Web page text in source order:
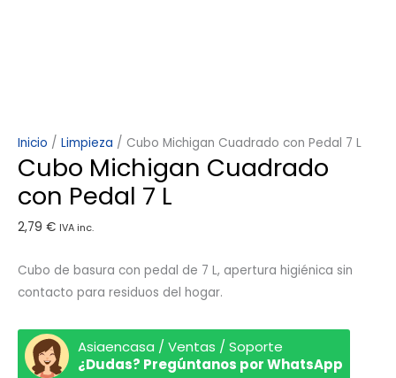
Inicio / Limpieza / Cubo Michigan Cuadrado con Pedal 7 L
Cubo Michigan Cuadrado
con Pedal 7 L
2,79 € IVA inc.
Cubo de basura con pedal de 7 L, apertura higiénica sin
contacto para residuos del hogar.
Asiaencasa / Ventas / Soporte
¿Dudas? Pregúntanos por WhatsApp